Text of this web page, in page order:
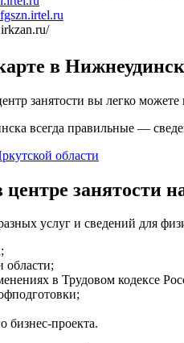
в
занятости вы легко можете
всегда правильные —
области
занятости
услуг и сведений для
области;
в Трудовом кодексе
бизнес-проекта.